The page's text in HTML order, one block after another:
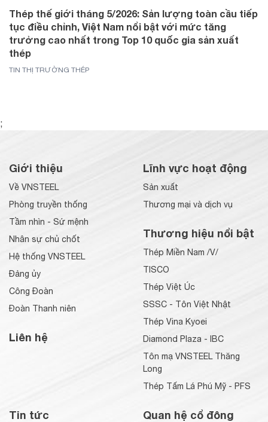
Thép thế giới tháng 5/2026: Sản lượng toàn cầu tiếp
tục điều chỉnh, Việt Nam nổi bật với mức tăng
trưởng cao nhất trong Top 10 quốc gia sản xuất
thép
TIN THỊ TRƯỜNG THÉP
;
Giới thiệu
Về VNSTEEL
Phòng truyền thống
Tầm nhìn - Sứ mệnh
Nhân sự chủ chốt
Hệ thống VNSTEEL
Đảng ủy
Công Đoàn
Đoàn Thanh niên
Liên hệ
Lĩnh vực hoạt động
Sản xuất
Thương mại và dịch vụ
Thương hiệu nổi bật
Thép Miền Nam /V/
TISCO
Thép Việt Úc
SSSC - Tôn Việt Nhật
Thép Vina Kyoei
Diamond Plaza - IBC
Tôn mạ VNSTEEL Thăng
Long
Thép Tấm Lá Phú Mỹ - PFS
Tin tức Quan hệ cổ đông